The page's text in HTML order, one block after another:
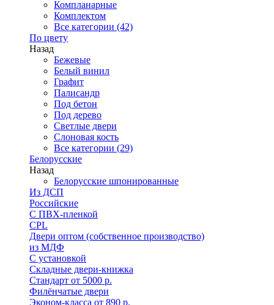
Компланарные
Комплектом
Все категории (42)
По цвету
Назад
Бежевые
Белый винил
Графит
Палисандр
Под бетон
Под дерево
Светлые двери
Слоновая кость
Все категории (29)
Белорусские
Назад
Белорусские шпонированные
Из ДСП
Российские
C ПВХ-пленкой
CPL
Двери оптом (собственное производство)
из МДФ
С установкой
Складные двери-книжка
Стандарт от 5000 р.
Филёнчатые двери
Эконом-класса от 890 р.